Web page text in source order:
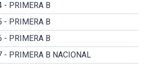
- PRIMERA B
- PRIMERA B
- PRIMERA B
PRIMERA B NACIONAL